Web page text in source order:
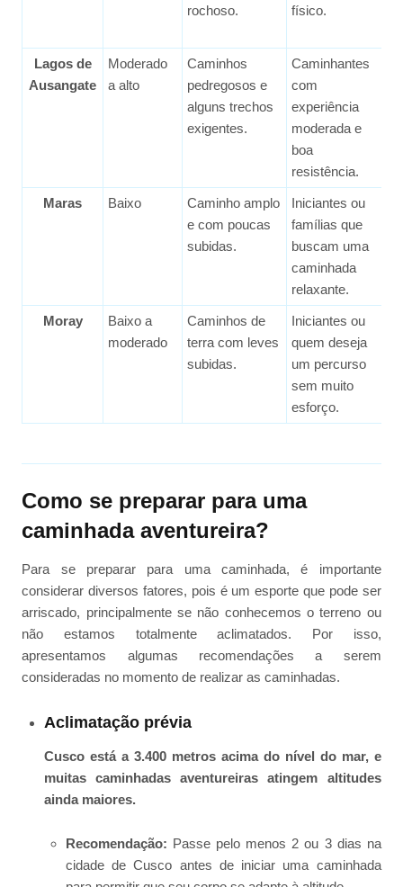
rochoso.
físico.
Lagos de
Ausangate
Moderado
a alto
Caminhos
pedregosos e
alguns trechos
exigentes.
Caminhantes
com
experiência
moderada e
boa
resistência.
Maras Baixo
Caminho amplo
e com poucas
subidas.
Iniciantes ou
famílias que
buscam uma
caminhada
relaxante.
Moray
Baixo a
moderado
Caminhos de
terra com leves
subidas.
Iniciantes ou
quem deseja
um percurso
sem muito
esforço.
Como se preparar para uma
caminhada aventureira?
Para se preparar para uma caminhada, é importante
considerar diversos fatores, pois é um esporte que pode ser
arriscado, principalmente se não conhecemos o terreno ou
não estamos totalmente aclimatados. Por isso,
apresentamos algumas recomendações a serem
consideradas no momento de realizar as caminhadas.
Aclimatação prévia
Cusco está a 3.400 metros acima do nível do mar, e
muitas caminhadas aventureiras atingem altitudes
ainda maiores.
Recomendação: Passe pelo menos 2 ou 3 dias na
cidade de Cusco antes de iniciar uma caminhada